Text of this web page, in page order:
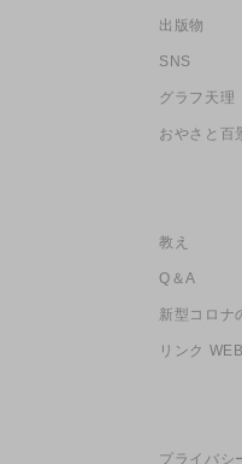
出版物
SNS
グラフ天理
おやさと百
教え
Q＆A
新型コロナ
リンク
プライバシ